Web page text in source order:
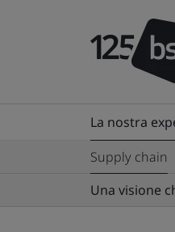
La nostra
Supply chain
Una visione